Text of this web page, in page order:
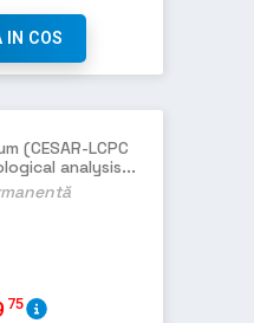
IN COS
(CESAR-LCPC
analysis...
75